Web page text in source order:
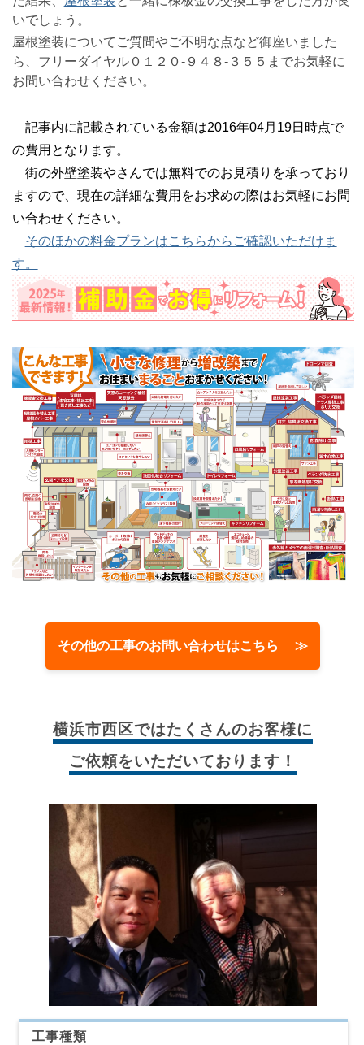
いでしょう。
屋根塗装についてご質問やご不明な点など御座いました
ら、フリーダイヤル０１２０-９４８-３５５までお気軽に
お問い合わせください。
記事内に記載されている金額は2016年04月19日時点で
の費用となります。
街の外壁塗装やさんでは無料でのお見積りを承っており
ますので、現在の詳細な費用をお求めの際はお気軽にお問
い合わせください。
そのほかの料金プランはこちらからご確認いただけま
す。
その他の工事のお問い合わせはこちら ≫
横浜市西区ではたくさんのお客様に
ご依頼をいただいております！
工事種類